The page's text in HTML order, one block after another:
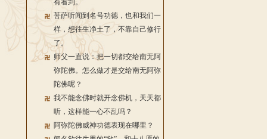
有看到。
菩萨听闻到名号功德，也和我们一
样，想往生净土了，不靠自己修行
了。
师父一直说：把一切都交给南无阿
弥陀佛。怎么做才是交给南无阿弥
陀佛呢？
我不能念佛时就开念佛机，天天都
听，这样能一心不乱吗？
阿弥陀佛威神功德表现在哪里？